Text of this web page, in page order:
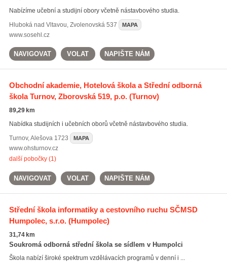
Nabízíme učební a studijní obory včetně nástavbového studia.
Hluboká nad Vltavou, Zvolenovská 537 MAPA
www.sosehl.cz
NAVIGOVAT VOLAT NAPIŠTE NÁM
Obchodní akademie, Hotelová škola a Střední odborná
škola Turnov, Zborovská 519, p.o.(Turnov)
89,29 km
Nabídka studijních i učebních oborů včetně nástavbového studia.
Turnov,Alešova 1723 MAPA
www.ohsturnov.cz
další pobočky (1)
NAVIGOVAT VOLAT NAPIŠTE NÁM
Střední škola informatiky a cestovního ruchu SČMSD
Humpolec, s.r.o.(Humpolec)
31,74 km
Soukromá odborná střední škola se sídlem v Humpolci
Škola nabízí široké spektrum vzdělávacích programů v denní i ...